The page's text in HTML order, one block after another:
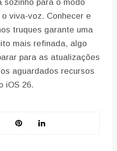
sozinho para o modo
viva-voz. Conhecer e
truques garante uma
mais refinada, algo
para as atualizações
aguardados recursos
iOS 26.